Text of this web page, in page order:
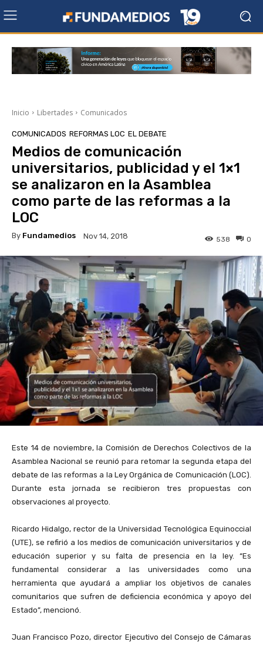
Inicio Libertades Comunicados
COMUNICADOS REFORMAS LOC EL DEBATE
Medios de comunicación
universitarios, publicidad y el 1×1
se analizaron en la Asamblea
como parte de las reformas a la
LOC
By Fundamedios Nov 14, 2018 0
538
Este 14 de noviembre, la Comisión de Derechos Colectivos de la
Asamblea Nacional se reunió para retomar la segunda etapa del
debate de las reformas a la Ley Orgánica de Comunicación (LOC).
Durante esta jornada se recibieron tres propuestas con
observaciones al proyecto.
Ricardo Hidalgo, rector de la Universidad Tecnológica Equinoccial
(UTE), se refirió a los medios de comunicación universitarios y de
educación superior y su falta de presencia en la ley. “Es
fundamental considerar a las universidades como una
herramienta que ayudará a ampliar los objetivos de canales
comunitarios que sufren de deficiencia económica y apoyo del
Estado”, mencionó.
Juan Francisco Pozo, director Ejecutivo del Consejo de Cámaras